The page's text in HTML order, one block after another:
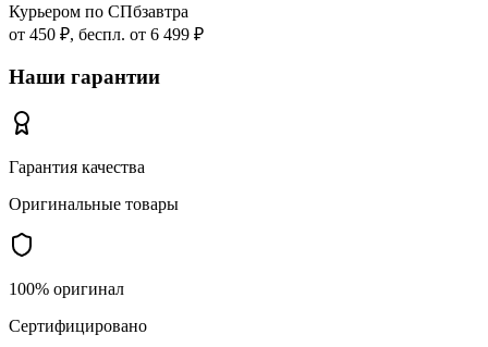
Курьером по СПбзавтра
от 450 ₽, беспл. от 6 499 ₽
Наши гарантии
Гарантия качества
Оригинальные товары
100% оригинал
Сертифицировано